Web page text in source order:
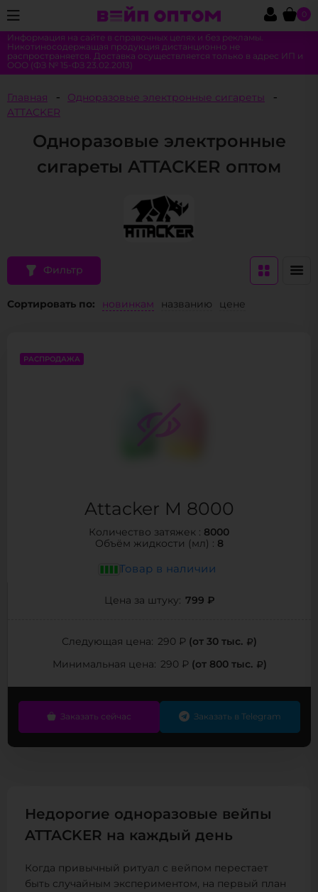
0
Информация на сайте в справочных целях и без рекламы.
Никотиносодержащая продукция дистанционно не
распространяется. Доставка осуществляется только в адрес ИП и
ООО (ФЗ № 15-ФЗ 23.02.2013)
Главная
Одноразовые электронные сигареты
ATTACKER
Одноразовые электронные
сигареты ATTACKER оптом
Фильтр
Сортировать по: новинкам названию цене
РАСПРОДАЖА
Attacker M 8000
Количество затяжек : 8000
Объём жидкости (мл) : 8
Товар в наличии
Цена за штуку: 799 ₽
Следующая цена: 290 ₽ (от 30 тыс. )
Минимальная цена: 290 ₽ (от 800 тыс. )
Заказать сейчас Заказать в Telegram
Недорогие одноразовые вейпы
ATTACKER на каждый день
Когда привычный ритуал с вейпом перестает
быть случайным экспериментом, на первый план